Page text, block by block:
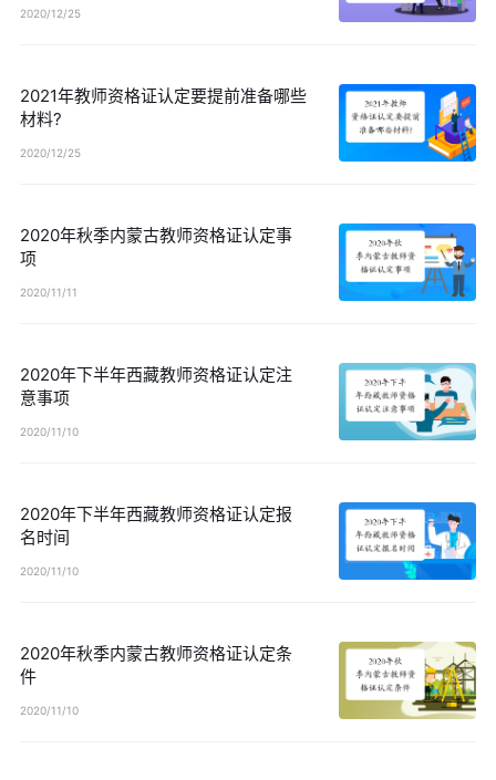
2020/12/25
2021年教师资格证认定要提前准备哪些
材料?
2020/12/25
2020年秋季内蒙古教师资格证认定事
项
2020/11/11
2020年下半年西藏教师资格证认定注
意事项
2020/11/10
2020年下半年西藏教师资格证认定报
名时间
2020/11/10
2020年秋季内蒙古教师资格证认定条
件
2020/11/10